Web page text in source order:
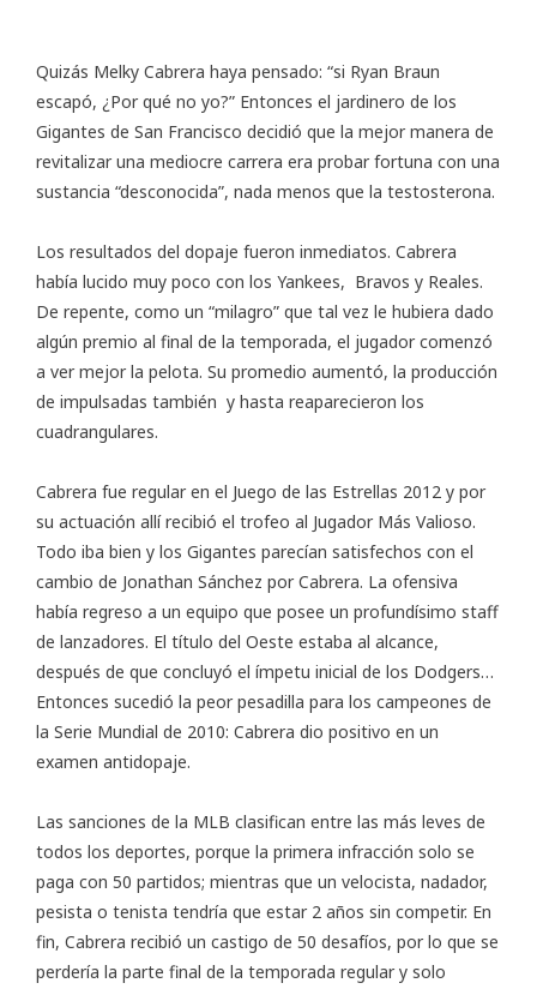
Quizás Melky Cabrera haya pensado: “si Ryan Braun
escapó, ¿Por qué no yo?” Entonces el jardinero de los
Gigantes de San Francisco decidió que la mejor manera de
revitalizar una mediocre carrera era probar fortuna con una
sustancia “desconocida”, nada menos que la testosterona.
Los resultados del dopaje fueron inmediatos. Cabrera
había lucido muy poco con los Yankees, Bravos y Reales.
De repente, como un “milagro” que tal vez le hubiera dado
algún premio al final de la temporada, el jugador comenzó
a ver mejor la pelota. Su promedio aumentó, la producción
de impulsadas también y hasta reaparecieron los
cuadrangulares.
Cabrera fue regular en el Juego de las Estrellas 2012 y por
su actuación allí recibió el trofeo al Jugador Más Valioso.
Todo iba bien y los Gigantes parecían satisfechos con el
cambio de Jonathan Sánchez por Cabrera. La ofensiva
había regreso a un equipo que posee un profundísimo staff
de lanzadores. El título del Oeste estaba al alcance,
después de que concluyó el ímpetu inicial de los Dodgers…
Entonces sucedió la peor pesadilla para los campeones de
la Serie Mundial de 2010: Cabrera dio positivo en un
examen antidopaje.
Las sanciones de la MLB clasifican entre las más leves de
todos los deportes, porque la primera infracción solo se
paga con 50 partidos; mientras que un velocista, nadador,
pesista o tenista tendría que estar 2 años sin competir. En
fin, Cabrera recibió un castigo de 50 desafíos, por lo que se
perdería la parte final de la temporada regular y solo